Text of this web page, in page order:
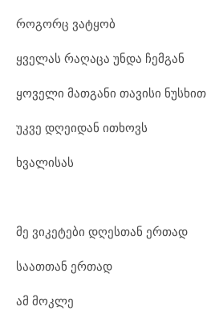
როგორც ვატყობ
ყველას რაღაცა უნდა ჩემგან
ყოველი მათგანი თავისი ნუსხით
უკვე დღეიდან ითხოვს
ხვალისას
მე ვიკეტები დღესთან ერთად
საათთან ერთად
ამ მოკლე